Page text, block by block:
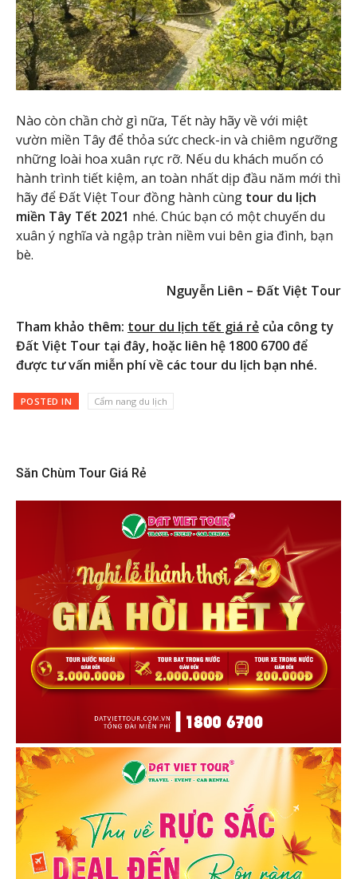
Nào còn chần chờ gì nữa, Tết này hãy về với miệt
vườn miền Tây để thỏa sức check-in và chiêm ngưỡng
những loài hoa xuân rực rỡ. Nếu du khách muốn có
hành trình tiết kiệm, an toàn nhất dịp đầu năm mới thì
hãy để Đất Việt Tour đồng hành cùng tour du lịch
miền Tây Tết 2021 nhé. Chúc bạn có một chuyến du
xuân ý nghĩa và ngập tràn niềm vui bên gia đình, bạn
bè.
Nguyễn Liên – Đất Việt Tour
Tham khảo thêm: tour du lịch tết giá rẻ của công ty
Đất Việt Tour tại đây, hoặc liên hệ 1800 6700 để
được tư vấn miễn phí về các tour du lịch bạn nhé.
POSTED IN Cẩm nang du lịch
Săn Chùm Tour Giá Rẻ